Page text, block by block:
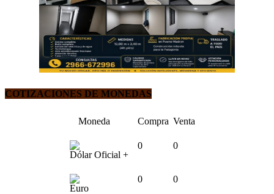
COTIZACIONES DE MONEDAS
Moneda Compra Venta
Dólar Oficial +
0 0
Euro
0 0